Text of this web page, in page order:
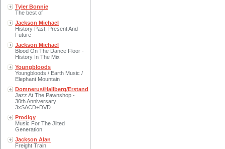
Tyler Bonnie
The best of
Jackson Michael
History Past, Present And
Future
Jackson Michael
Blood On The Dance Floor -
History In The Mix
Youngbloods
Youngbloods / Earth Music /
Elephant Mountain
Domnerus/Hallberg/Erstand
Jazz At The Pawnshop -
30th Anniversary
3xSACD+DVD
Prodigy
Music For The Jilted
Generation
Jackson Alan
Freight Train